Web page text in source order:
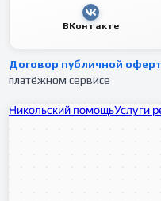
ВКонтакте
Договор публичной
платёжном сервисе